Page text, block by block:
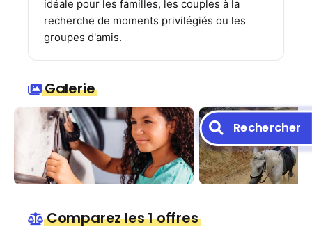
idéale pour les familles, les couples à la
recherche de moments privilégiés ou les
groupes d'amis.
Galerie
Comparez les 1 offres
Rechercher